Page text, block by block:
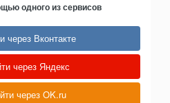
одного из сервисов
через Вконтакте
через Яндекс
через OK.ru